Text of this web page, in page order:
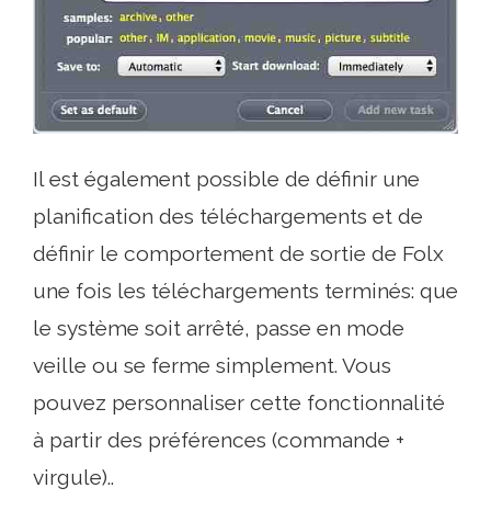
Il est également possible de définir une
planification des téléchargements et de
définir le comportement de sortie de Folx
une fois les téléchargements terminés: que
le système soit arrêté, passe en mode
veille ou se ferme simplement. Vous
pouvez personnaliser cette fonctionnalité
à partir des préférences (commande +
virgule)..